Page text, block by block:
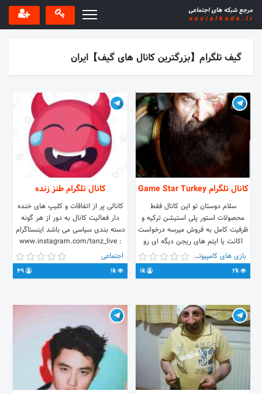
گیف تلگرام【بزرگترین کانال های گیف】ایران
کانال تلگرام Game Star Turkey
سلام دوستان تو این کانال فقط
محصولات استور پلی استیشن ترکیه و
ظرفیت کامل به فروش میرسه درخواست
اکانت یا ایتم های ریجن دیگه ای رو
ندید ************* ادمین اصلی:
@Game_star_Turkey *************
درگاه کانال:
بازی های کامپیوتری
2k
1k
کانال تلگرام طنز زنده
کانالی پر از اتفاقات و کلیپ های خنده
دار فعالیت کانال به دور از هر گونه
دسته بندی سیاسی می باشد اینستاگرام
: www.instagram.com/tanz_live
اجتماعی
1k